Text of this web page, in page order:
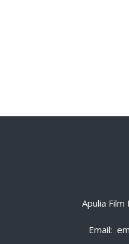
Apulia
Email: